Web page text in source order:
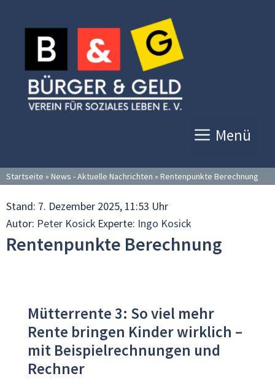
Inhalt
springen
Menü
Startseite » News - Aktuelle Nachrichten » Rentenpunkte Berechnung
Stand: 7. Dezember 2025, 11:53 Uhr
Autor: Peter Kosick Experte: Ingo Kosick
Rentenpunkte Berechnung
Mütterrente 3: So viel mehr
Rente bringen Kinder wirklich –
mit Beispielrechnungen und
Rechner